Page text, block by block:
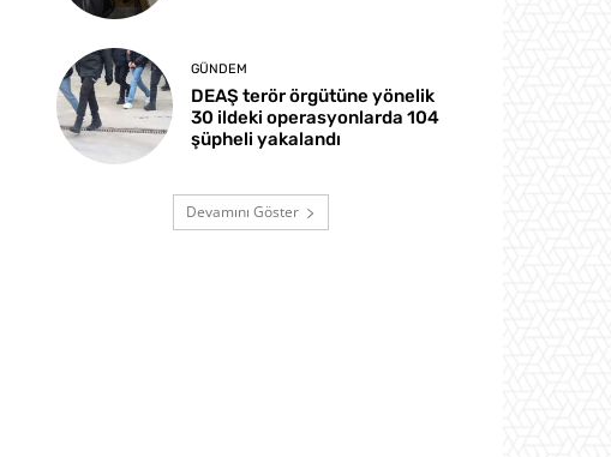
GÜNDEM
DEAŞ terör örgütüne yönelik
30 ildeki operasyonlarda 104
şüpheli yakalandı
Devamını Göster